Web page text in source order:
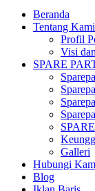
Beranda
Tentang Kami
Profil
Visi
SPARE
Galleri
Hubungi
Blog